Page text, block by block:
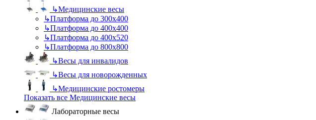
↳Медицинские весы
↳Платформа до 300х400
↳Платформа до 400х400
↳Платформа до 400х520
↳Платформа до 800х800
↳Весы для инвалидов
↳Весы для новорожденных
↳Медицинские ростомеры
Показать все Медицинские весы
Лабораторные весы